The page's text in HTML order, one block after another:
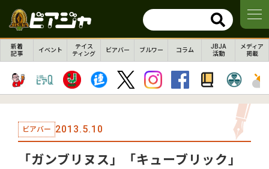
新着
記事
イベント
テイス
ティング
ビアバー ブルワー コラム
JBJA
活動
メディア
掲載
ビアバー 2013.5.10
「ガンブリヌス」「キューブリック」